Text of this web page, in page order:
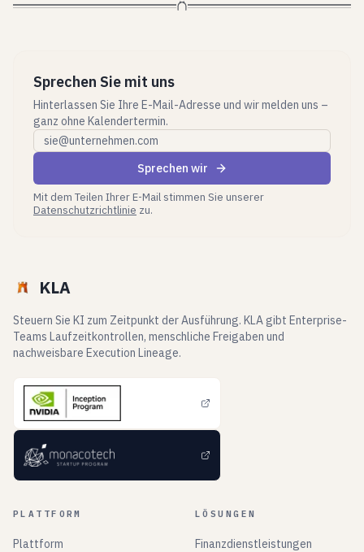
Sprechen Sie mit uns
Hinterlassen Sie Ihre E-Mail-Adresse und wir melden uns –
ganz ohne Kalendertermin.
Geschäftliche E-Mail
Sprechen wir
Mit dem Teilen Ihrer E-Mail stimmen Sie unserer
Datenschutzrichtlinie zu.
KLA
Steuern Sie KI zum Zeitpunkt der Ausführung. KLA gibt Enterprise-
Teams Laufzeitkontrollen, menschliche Freigaben und
nachweisbare Execution Lineage.
PLATTFORM
Plattform
LÖSUNGEN
Finanzdienstleistungen